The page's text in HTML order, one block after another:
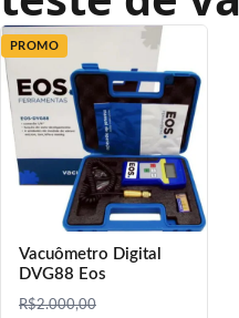
PROMO
Vacuômetro Digital
DVG88 Eos
R$2.000,00